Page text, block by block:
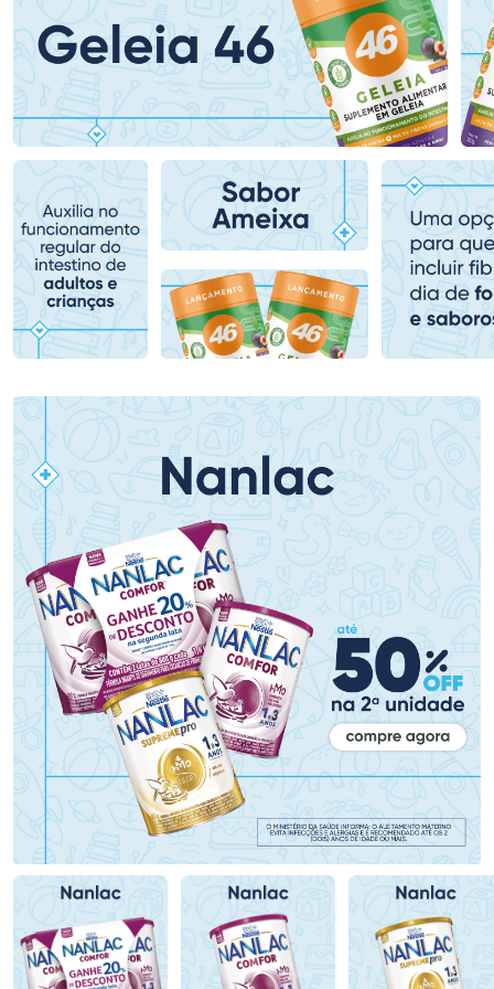
Ativar Desconto
Comprar sem Desconto
Por R$ 75,99/cada
Comprar sem Desconto
Por R$ 75,99/cada
Ativar Desconto
Comprar sem Desconto
Por R$ 37,99/cada
Comprar sem Desconto
Por R$ 37,99/cada